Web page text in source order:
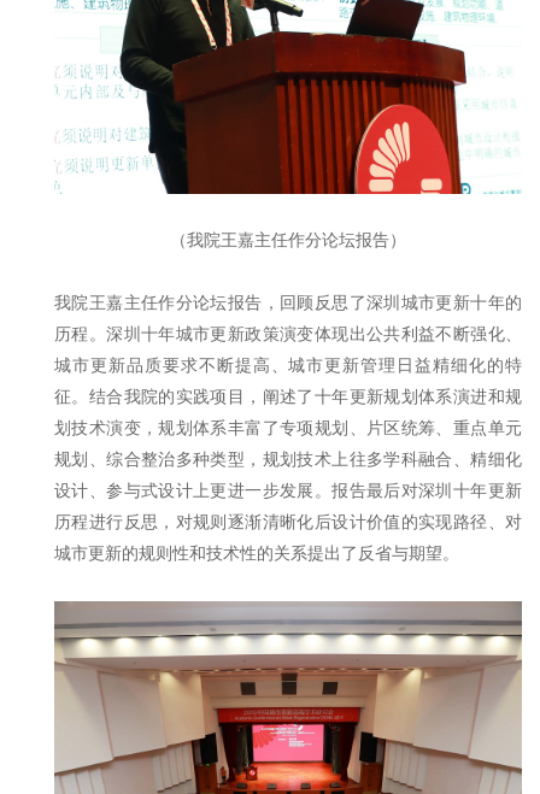
（我院王嘉主任作分论坛报告）
我院王嘉主任作分论坛报告，回顾反思了深圳城市更新十年的
历程。深圳十年城市更新政策演变体现出公共利益不断强化、
城市更新品质要求不断提高、城市更新管理日益精细化的特
征。结合我院的实践项目，阐述了十年更新规划体系演进和规
划技术演变，规划体系丰富了专项规划、片区统筹、重点单元
规划、综合整治多种类型，规划技术上往多学科融合、精细化
设计、参与式设计上更进一步发展。报告最后对深圳十年更新
历程进行反思，对规则逐渐清晰化后设计价值的实现路径、对
城市更新的规则性和技术性的关系提出了反省与期望。